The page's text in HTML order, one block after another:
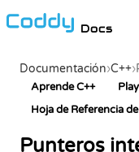
Docs
Documentación›C++›
Aprende C++
Hoja de Referencia de
Punteros